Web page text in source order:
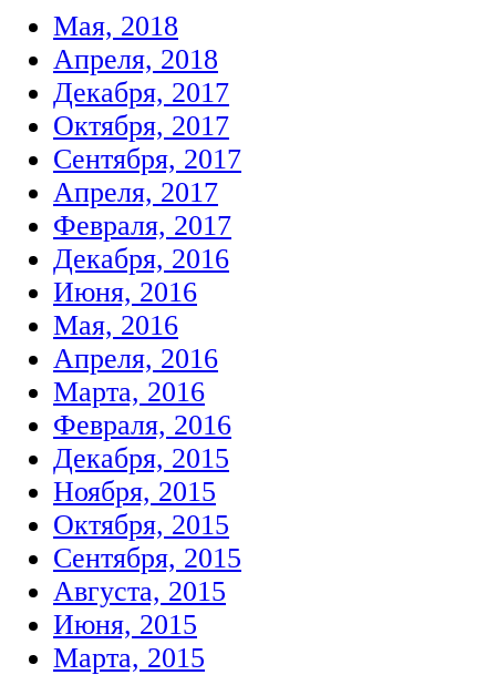
Мая, 2018
Апреля, 2018
Декабря, 2017
Октября, 2017
Сентября, 2017
Апреля, 2017
Февраля, 2017
Декабря, 2016
Июня, 2016
Мая, 2016
Апреля, 2016
Марта, 2016
Февраля, 2016
Декабря, 2015
Ноября, 2015
Октября, 2015
Сентября, 2015
Августа, 2015
Июня, 2015
Марта, 2015